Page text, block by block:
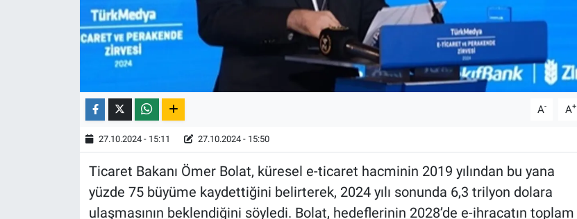
A- A+
27.10.2024 - 15:11 27.10.2024 - 15:50
Ticaret Bakanı Ömer Bolat, küresel e-ticaret hacminin 2019 yılından bu yana
yüzde 75 büyüme kaydettiğini belirterek, 2024 yılı sonunda 6,3 trilyon dolara
ulaşmasının beklendiğini söyledi. Bolat, hedeflerinin 2028’de e-ihracatın toplam